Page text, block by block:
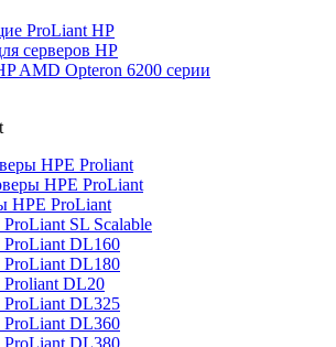
ProLiant HP
серверов HP
AMD Opteron 6200 серии
HPE Proliant
HPE ProLiant
HPE ProLiant
SL Scalable
DL160
DL180
DL20
DL325
DL360
DL380